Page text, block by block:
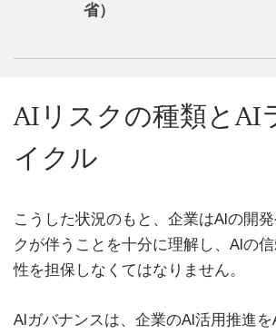
省）
AIリスクの種類とAI
イクル
こうした状況のもと、企業はAIの開
クが伴うことを十分に理解し、AIの
性を担保しなくてはなりません。
AIガバナンスは、企業のAI活用推進